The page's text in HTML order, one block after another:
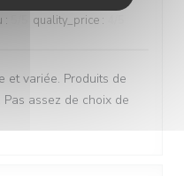
: quality_price :
et variée. Produits de
assez de choix de